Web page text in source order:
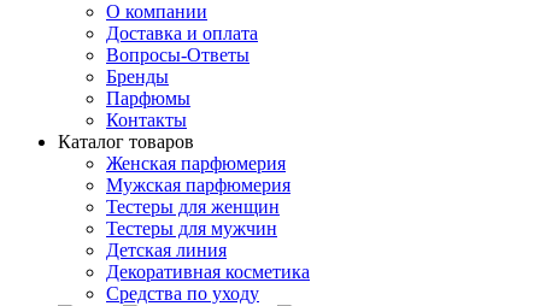
О компании
Доставка и оплата
Вопросы-Ответы
Бренды
Парфюмы
Контакты
Каталог товаров
Женская парфюмерия
Мужская парфюмерия
Тестеры для женщин
Тестеры для мужчин
Детская линия
Декоративная косметика
Средства по уходу